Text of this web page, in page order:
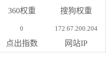
360权重 搜狗权重
0
点出指数
172.67.200.204
网站IP